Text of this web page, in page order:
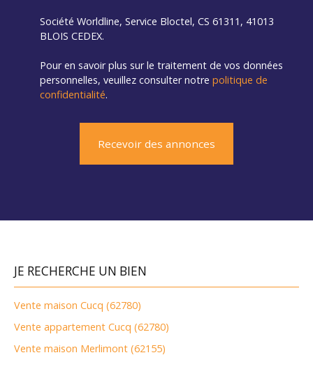
Société Worldline, Service Bloctel, CS 61311, 41013
BLOIS CEDEX.
Pour en savoir plus sur le traitement de vos données
personnelles, veuillez consulter notre politique de
confidentialité.
Recevoir des annonces
JE RECHERCHE UN BIEN
Vente maison Cucq (62780)
Vente appartement Cucq (62780)
Vente maison Merlimont (62155)